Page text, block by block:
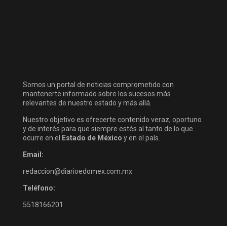
Somos un portal de noticias comprometido con
mantenerte informado sobre los sucesos más
relevantes de nuestro estado y más allá.
Nuestro objetivo es ofrecerte contenido veraz, oportuno
y de interés para que siempre estés al tanto de lo que
ocurre en el
Estado de México y en el país.
Email:
redaccion@diarioedomex.com.mx
Teléfono:
5518166201